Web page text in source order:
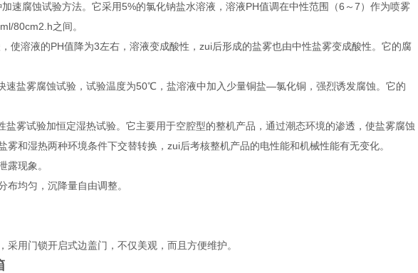
速腐蚀试验方法。它采用5%的氯化钠盐水溶液，溶液PH值调在中性范围（6～7）作为喷雾
80cm2.h之间。
使溶液的PH值降为3左右，溶液变成酸性，zui后形成的盐雾也由中性盐雾变成酸性。它的腐
速盐雾腐蚀试验，试验温度为50℃，盐溶液中加入少量铜盐—氯化铜，强烈诱发腐蚀。它的
盐雾试验加恒定湿热试验。它主要用于空腔型的整机产品，通过潮态环境的渗透，使盐雾腐蚀
和湿热两种环境条件下交替转换，zui后考核整机产品的电性能和机械性能有无变化。
露现象。
均匀，沉降量自由调整。
用门锁开启式边盖门，不仅美观，而且方便维护。